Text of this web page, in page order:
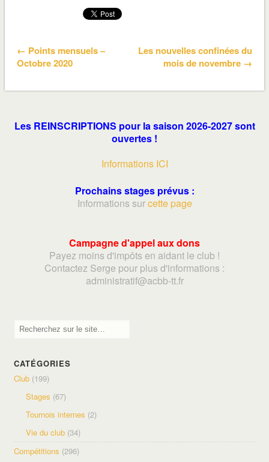
← Points mensuels –
Octobre 2020
Les nouvelles confinées du
mois de novembre →
Les REINSCRIPTIONS pour la saison 2026-2027 sont
ouvertes !
Informations ICI
Prochains stages prévus :
Informations surcette page
Campagne d'appel aux dons
Payez moins d'impôts en aidant le club !
Contactez Serge pour plus d'informations :
administratif@acbb-tt.fr
CATÉGORIES
Club (199)
Stages (67)
Tournois internes (2)
Vie du club (34)
Compétitions (296)